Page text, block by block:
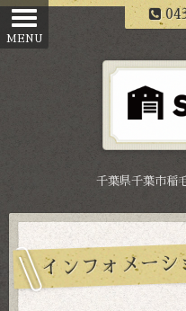
千葉県千葉市稲
インフォメーシ